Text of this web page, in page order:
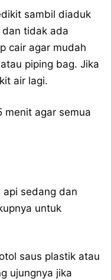
sambil diaduk
tidak ada
cair agar mudah
piping bag. Jika
air lagi.
menit agar semua
sedang dan
untuk
saus plastik atau
ujungnya jika